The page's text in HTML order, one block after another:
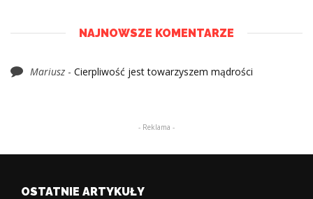
NAJNOWSZE KOMENTARZE
Mariusz - Cierpliwość jest towarzyszem mądrości
- Reklama -
OSTATNIE ARTYKUŁY